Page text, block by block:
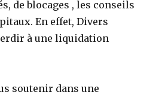
de blocages , les conseils
En effet, Divers
à une liquidation
soutenir dans une